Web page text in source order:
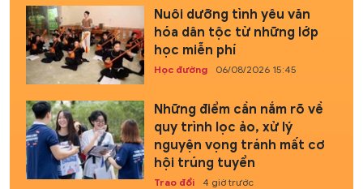
Nuôi dưỡng tình yêu văn
hóa dân tộc từ những lớp
học miễn phí
Học đường 06/08/2026 15:45
Những điểm cần nắm rõ về
quy trình lọc ảo, xử lý
nguyện vọng tránh mất cơ
hội trúng tuyển
Trao đổi 4 giờ trước